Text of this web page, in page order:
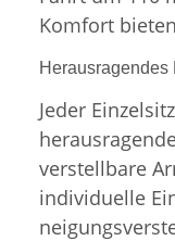
Komfort
Herausragendes
Jeder
verstellbare
individuelle